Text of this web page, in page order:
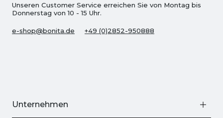
Unseren Customer Service erreichen Sie von Montag bis
Donnerstag von 10 - 15 Uhr.
e-shop@bonita.de +49 (0)2852-950888
Unternehmen